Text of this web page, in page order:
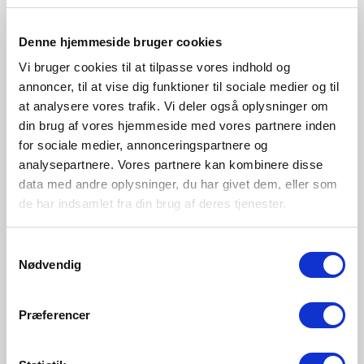
Denne hjemmeside bruger cookies
Vi bruger cookies til at tilpasse vores indhold og
annoncer, til at vise dig funktioner til sociale medier og til
at analysere vores trafik. Vi deler også oplysninger om
din brug af vores hjemmeside med vores partnere inden
for sociale medier, annonceringspartnere og
analysepartnere. Vores partnere kan kombinere disse
data med andre oplysninger, du har givet dem, eller som
de har indsamlet fra din brug af deres tjenester.
Nødvendig
Præferencer
15 ans de garantie sur l'acier galvanisé